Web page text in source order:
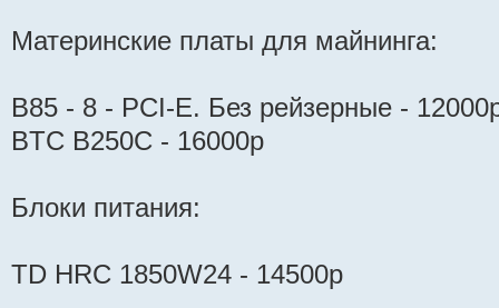
Материнские платы для майнинга:
B85 - 8 - PCI-E. Без рейзерные -
BTC B250C - 16000р
Блоки питания:
TD HRC 1850W24 - 14500р